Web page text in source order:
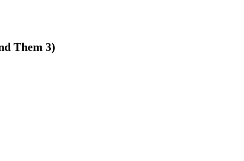
Them 3)